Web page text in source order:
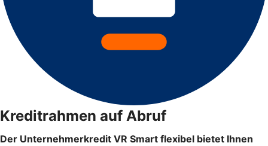
Kreditrahmen auf Abruf
Der Unternehmerkredit VR Smart flexibel bietet Ihnen